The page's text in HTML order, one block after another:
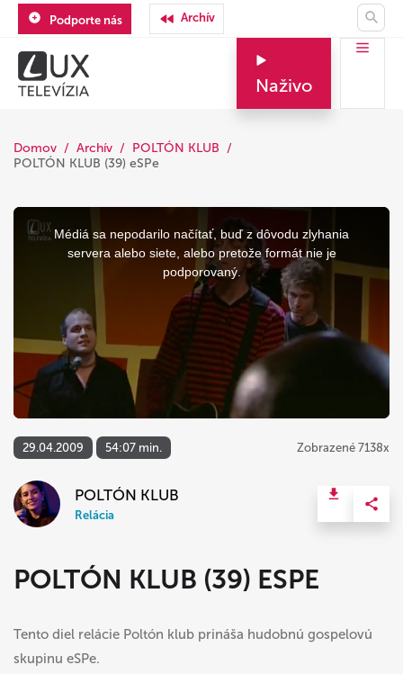
Podporte nás Archív
Naživo
Domov Archív
POLTÓN KLUB
POLTÓN KLUB (39) eSPe
This
modal
Médiá sa nepodarilo načítať, buď z dôvodu zlyhania
servera alebo siete, alebo pretože formát nie je
podporovaný.
29.04.2009 54:07 min. Zobrazené 7138x
POLTÓN KLUB
Relácia
POLTÓN KLUB (39) ESPE
Tento diel relácie Poltón klub prináša hudobnú gospelovú
skupinu eSPe.